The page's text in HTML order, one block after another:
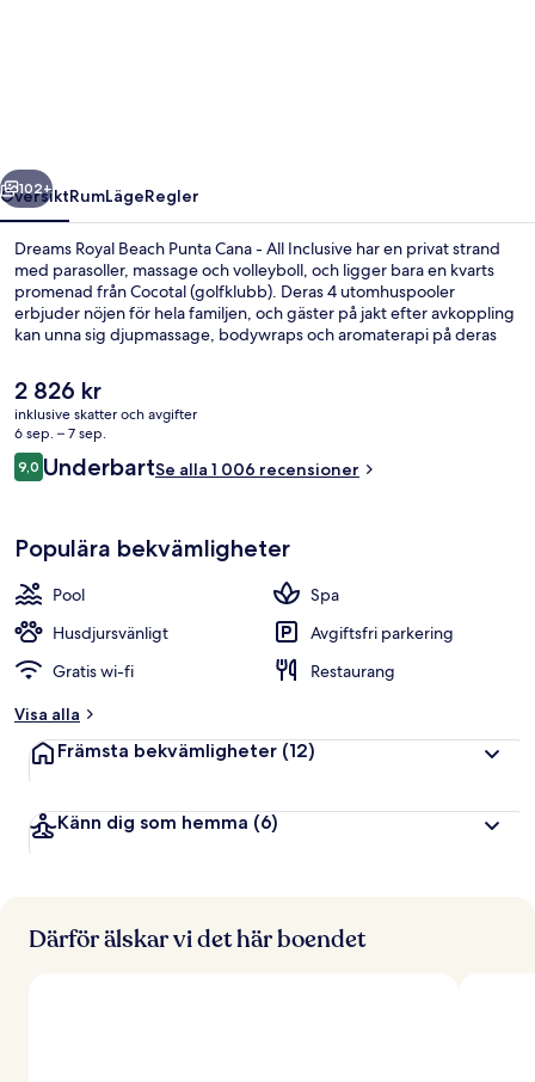
All
Inclusive
Nästa
102+
ÖversiktRumLägeRegler
Dreams Royal Beach Punta Cana - All Inclusive har en privat strand
med parasoller, massage och volleyboll, och ligger bara en kvarts
promenad från Cocotal (golfklubb). Deras 4 utomhuspooler
erbjuder nöjen för hela familjen, och gäster på jakt efter avkoppling
kan unna sig djupmassage, bodywraps och aromaterapi på deras
serverar lunch. Detta boende med all-inclusive erbjuder även gäster
tillgång till 2 strandbarer, ett kasino och en nattklubb. Andra
resenärer brukar hylla den hjälpsamma personalen och den
generella standarden.
Det
nuvarande
priset
är
2 826 kr
2 826 kr
inklusive skatter och avgifter
6 sep. – 7 sep.
Recensioner
9,09,0 av 10,
UnderbartSe alla 1 006 recensioner
Populära bekvämligheter
Pool
Spa
Husdjursvänligt
Avgiftsfri parkering
Gratis wi-fi
Restaurang
Visa alla
Främsta bekvämligheter (12)
Känn dig som hemma (6)
Därför älskar vi det här boendet